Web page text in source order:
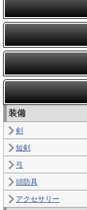
装備
剣
短剣
弓
頭防具
アクセサリー